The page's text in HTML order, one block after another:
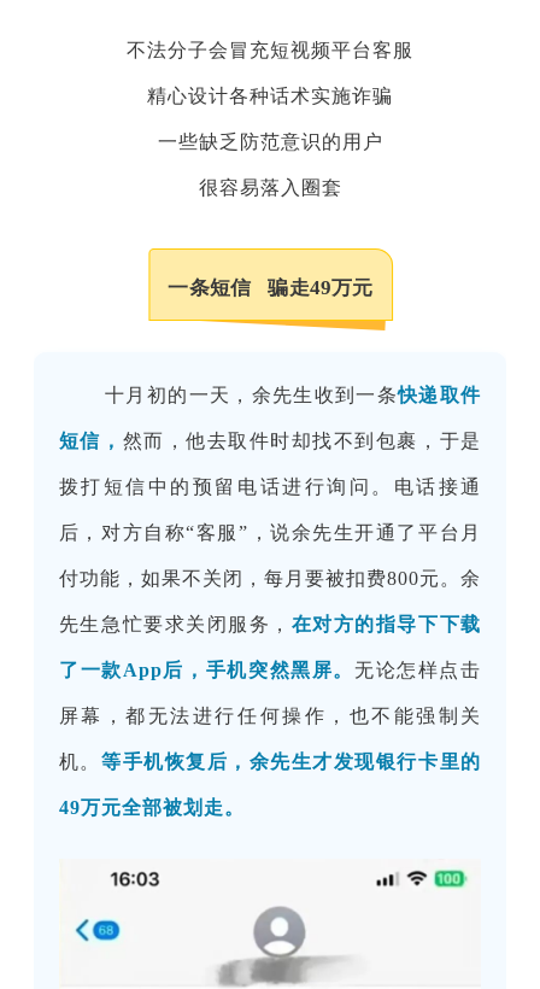
不法分子会冒充短视频平台客服
精心设计各种话术实施诈骗
一些缺乏防范意识的用户
很容易落入圈套
一条短信 骗走49万元
十月初的一天，余先生收到一条快递取件
短信， 然而，他去取件时却找不到包裹，于是
拨打短信中的预留电话进行询问。电话接通
后，对方自称“客服 ” ，说余先生开通了平台月
付功能，如果不关闭，每月要被扣费800元。余
先生急忙要求关闭服务， 在对方的指导下下载
了一款App后，手机突然黑屏。 无论怎样点击
屏幕，都无法进行任何操作，也不能强制关
机。 等手机恢复后，余先生才发现银行卡里的
49万元全部被划走。